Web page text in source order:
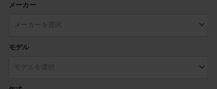
メーカー
モデル